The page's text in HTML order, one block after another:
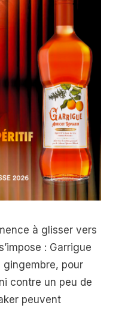
à glisser vers
: Garrigue
pour
contre un peu de
peuvent